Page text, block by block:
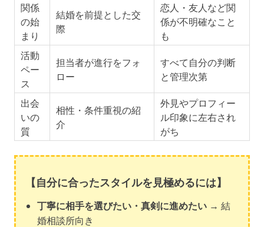
関係
の始
まり
結婚を前提とした交
際
恋人・友人など関
係が不明確なこと
も
活動
ペー
ス
担当者が進行をフォ
ロー
すべて自分の判断
と管理次第
出会
いの
質
相性・条件重視の紹
介
外見やプロフィー
ル印象に左右され
がち
【自分に合ったスタイルを見極めるには】
丁寧に相手を選びたい・真剣に進めたい → 結
婚相談所向き